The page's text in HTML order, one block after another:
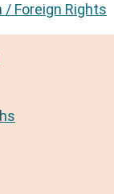
/ Foreign Rights